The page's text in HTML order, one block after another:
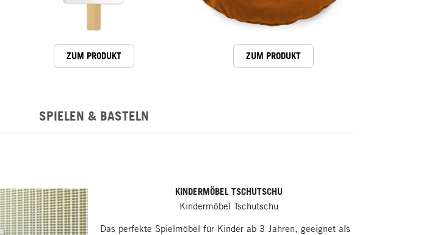
ZUM PRODUKT ZUM PRODUKT
SPIELEN & BASTELN
KINDERMÖBEL TSCHUTSCHU
Kindermöbel Tschutschu
Das perfekte Spielmöbel für Kinder ab 3 Jahren, geeignet als